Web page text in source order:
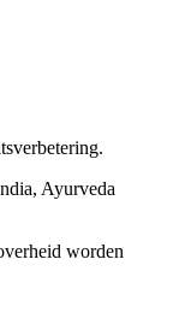
Ayurveda
worden